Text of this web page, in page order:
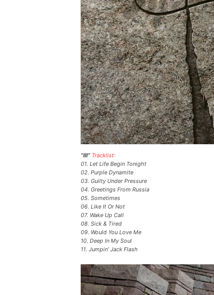
“III” Tracklist:
01. Let Life Begin Tonight
02. Purple Dynamite
03. Guilty Under Pressure
04. Greetings From Russia
05. Sometimes
06. Like It Or Not
07. Wake Up Call
08. Sick & Tired
09. Would You Love Me
10. Deep In My Soul
11. Jumpin’ Jack Flash